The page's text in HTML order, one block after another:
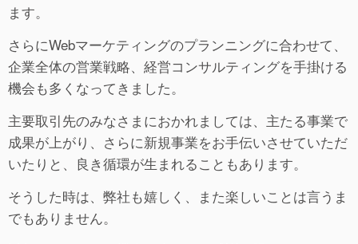
ます。
さらにWebマーケティングのプランニングに合わせて、
企業全体の営業戦略、経営コンサルティングを手掛ける
機会も多くなってきました。
主要取引先のみなさまにおかれましては、主たる事業で
成果が上がり、さらに新規事業をお手伝いさせていただ
いたりと、良き循環が生まれることもあります。
そうした時は、弊社も嬉しく、また楽しいことは言うま
でもありません。